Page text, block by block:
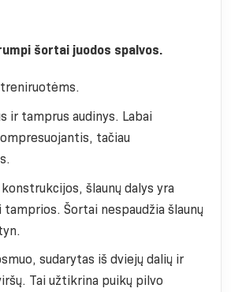
šortai juodos spalvos.
ir tamprus audinys. Labai
tačiau
šlaunų dalys yra
tamprios. Šortai nespaudžia šlaunų
sudarytas iš dviejų dalių ir
Tai užtikrina puikų pilvo